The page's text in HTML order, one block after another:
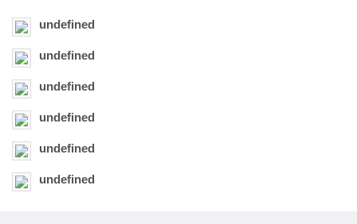
undefined
undefined
undefined
undefined
undefined
undefined